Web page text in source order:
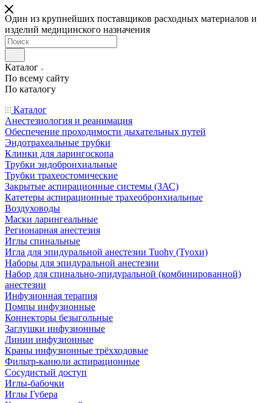
Один из крупнейших поставщиков расходных материалов и
изделий медицинского назначения
Каталог
По всему сайту
По каталогу
Каталог
Анестезиология и реанимация
Обеспечение проходимости дыхательных путей
Эндотрахеальные трубки
Клинки для ларингоскопа
Трубки эндобронхиальные
Трубки трахеостомические
Закрытые аспирационные системы (ЗАС)
Катетеры аспирационные трахеобронхиальные
Воздуховоды
Маски ларингеальные
Регионарная анестезия
Иглы спинальные
Игла для эпидуральной анестезии Tuohy (Туохи)
Наборы для эпидуральной анестезии
Набор для спинально-эпидуральной (комбинированной)
анестезии
Инфузионная терапия
Помпы инфузионные
Коннекторы безыгольные
Заглушки инфузионные
Линии инфузионные
Краны инфузионные трёхходовые
Фильтр-канюли аспирационные
Сосудистый доступ
Иглы-бабочки
Иглы Губера